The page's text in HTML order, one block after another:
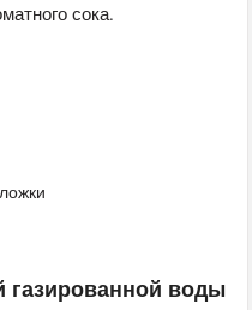
сока.
газированной воды